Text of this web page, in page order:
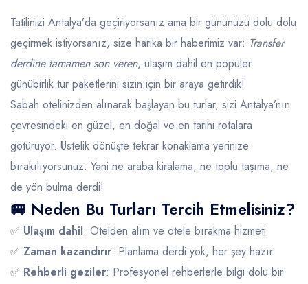
Tatilinizi Antalya’da geçiriyorsanız ama bir gününüzü dolu dolu
geçirmek istiyorsanız, size harika bir haberimiz var: Transfer
derdine tamamen son veren, ulaşım dahil en popüler
günübirlik tur paketlerini sizin için bir araya getirdik!
Sabah otelinizden alınarak başlayan bu turlar, sizi Antalya’nın
çevresindeki en güzel, en doğal ve en tarihi rotalara
götürüyor. Üstelik dönüşte tekrar konaklama yerinize
bırakılıyorsunuz. Yani ne araba kiralama, ne toplu taşıma, ne
de yön bulma derdi!
🚐 Neden Bu Turları Tercih Etmelisiniz?
✅ Ulaşım dahil: Otelden alım ve otele bırakma hizmeti
✅ Zaman kazandırır: Planlama derdi yok, her şey hazır
✅ Rehberli geziler: Profesyonel rehberlerle bilgi dolu bir